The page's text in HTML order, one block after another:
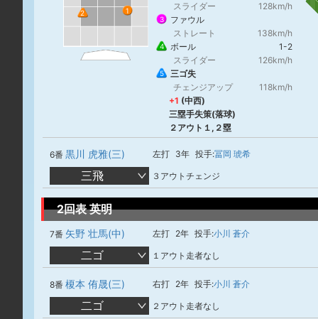
1
2
スライダー
128km/h
3
ファウル
ストレート
138km/h
4 ボール
1-2
スライダー
126km/h
5
三ゴ失
チェンジアップ
118km/h
+1 (中西)
三塁手失策(落球)
２アウト１,２塁
6番 黒川 虎雅(三) 左打 3年 投手:冨岡 琥希
三飛 ３アウトチェンジ
2回表 英明
7番 矢野 壮馬(中) 左打 2年 投手:小川 蒼介
二ゴ １アウト走者なし
8番 榎本 侑晟(三) 右打 2年 投手:小川 蒼介
二ゴ ２アウト走者なし